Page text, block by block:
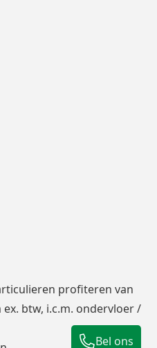
profiteren van
btw, i.c.m. ondervloer/
Bel ons